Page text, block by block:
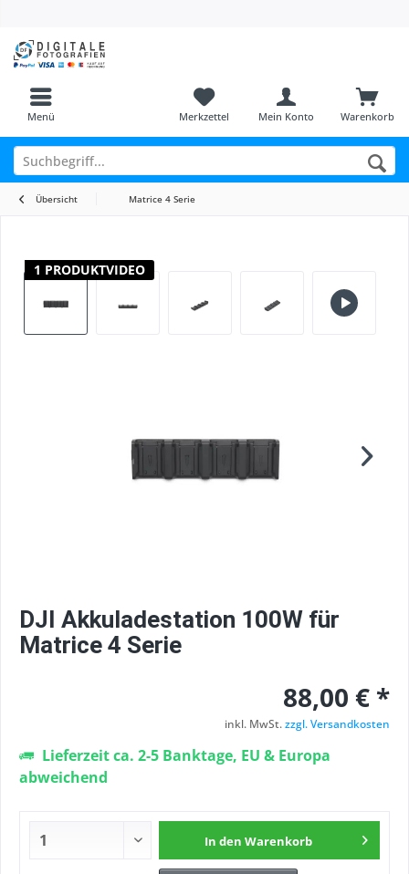
Menü Warenkorb
Merkzettel Mein Konto
Übersicht Matrice 4 Serie
1 PRODUKTVIDEO
DJI Akkuladestation 100W für
Matrice 4 Serie
88,00 € *
inkl. MwSt.zzgl. Versandkosten
Lieferzeit ca. 2-5 Banktage, EU & Europa
abweichend
In den Warenkorb